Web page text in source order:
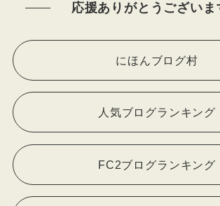
応援ありがとうございま
にほんブログ村
人気ブログランキング
FC2ブログランキング